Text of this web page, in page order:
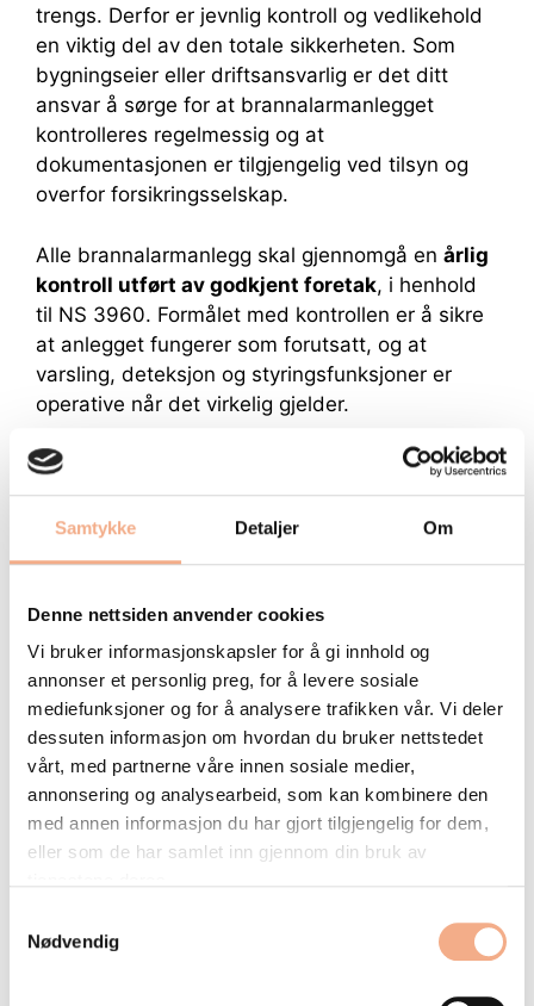
Samtykke Detaljer Om
Denne nettsiden anvender cookies
Vi bruker informasjonskapsler for å gi innhold og
annonser et personlig preg, for å levere sosiale
mediefunksjoner og for å analysere trafikken vår. Vi deler
dessuten informasjon om hvordan du bruker nettstedet
vårt, med partnerne våre innen sosiale medier,
annonsering og analysearbeid, som kan kombinere den
med annen informasjon du har gjort tilgjengelig for dem,
eller som de har samlet inn gjennom din bruk av
Nødvendig
trengs. Derfor er jevnlig kontroll og vedlikehold
en viktig del av den totale sikkerheten. Som
bygningseier eller driftsansvarlig er det ditt
ansvar å sørge for at brannalarmanlegget
kontrolleres regelmessig og at
dokumentasjonen er tilgjengelig ved tilsyn og
overfor forsikringsselskap.
Alle brannalarmanlegg skal gjennomgå en årlig
kontroll utført av godkjent foretak, i henhold
til NS 3960. Formålet med kontrollen er å sikre
at anlegget fungerer som forutsatt, og at
varsling, deteksjon og styringsfunksjoner er
operative når det virkelig gjelder.
Kontrollen omfatter blant annet:
test av brannalarmsentral og
meldere
verifisering av styringer og varsling
gjennomgang av logg, feil, utkoblinger, og
eventuelle overføringer til brannvesenet
God og regelmessig oppfølging gir:
færre uønskede alarmer
færre driftsavbrudd